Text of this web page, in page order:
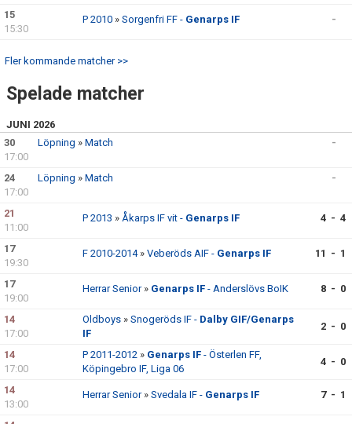
15
15:30
P 2010 » Sorgenfri FF - Genarps IF -
Fler kommande matcher >>
Spelade matcher
JUNI 2026
30
17:00
Löpning » Match -
24
17:00
Löpning » Match -
21
11:00
P 2013 » Åkarps IF vit - Genarps IF 4 - 4
17
19:30
F 2010-2014» Veberöds AIF - Genarps IF 11 - 1
17
19:00
Herrar Senior» Genarps IF - Anderslövs BoIK 8 - 0
14
17:00
Oldboys » Snogeröds IF - Dalby GIF/Genarps
IF
2 - 0
14
17:00
P 2011-2012 » Genarps IF - Österlen FF,
Köpingebro IF, Liga 06
4 - 0
14
13:00
Herrar Senior» Svedala IF - Genarps IF 7 - 1